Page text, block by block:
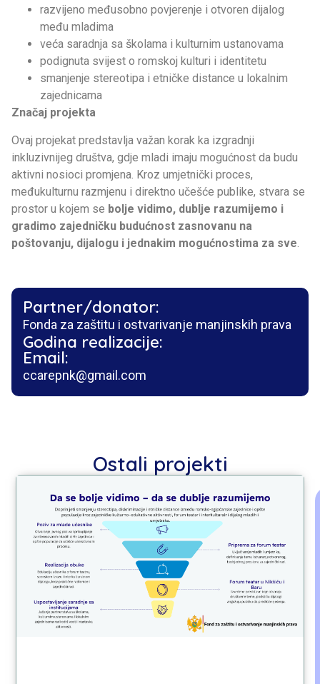
razvijeno međusobno povjerenje i otvoren dijalog
među mladima
veća saradnja sa školama i kulturnim ustanovama
podignuta svijest o romskoj kulturi i identitetu
smanjenje stereotipa i etničke distance u lokalnim
zajednicama
Značaj projekta
Ovaj projekat predstavlja važan korak ka izgradnji
inkluzivnijeg društva, gdje mladi imaju mogućnost da budu
aktivni nosioci promjena. Kroz umjetnički proces,
međukulturnu razmjenu i direktno učešće publike, stvara se
prostor u kojem se bolje vidimo, dublje razumijemo i
gradimo zajedničku budućnost zasnovanu na
poštovanju, dijalogu i jednakim mogućnostima za sve.
Partner/donator:
Fonda za zaštitu i ostvarivanje manjinskih prava
Godina realizacije:
Email:
ccarepnk@gmail.com
Ostali projekti